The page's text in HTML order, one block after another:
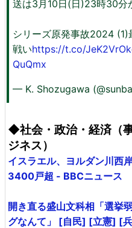
送は3月10日(日)23時30分
シリーズ原発事故2024
戦いhttps://t.co/
QuQmx
— K. Shozugawa
◆社会・政治・経済（
ジネス）
イスラエル、ヨルダン川西
3400戸超 - BBCニュース
開き直る盛山文科相「選挙
グなんて」 [自民] [立憲] [